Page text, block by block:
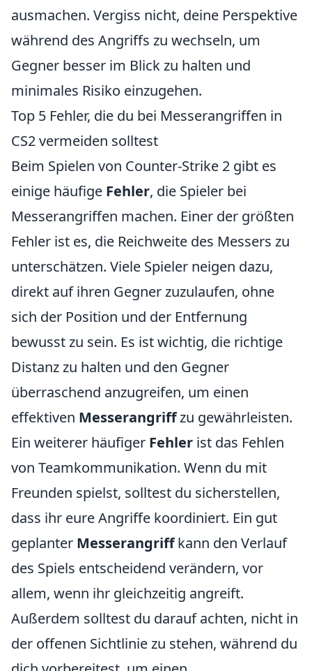
ausmachen. Vergiss nicht, deine Perspektive
während des Angriffs zu wechseln, um
Gegner besser im Blick zu halten und
minimales Risiko einzugehen.
Top 5 Fehler, die du bei Messerangriffen in
CS2 vermeiden solltest
Beim Spielen von Counter-Strike 2 gibt es
einige häufige Fehler, die Spieler bei
Messerangriffen machen. Einer der größten
Fehler ist es, die Reichweite des Messers zu
unterschätzen. Viele Spieler neigen dazu,
direkt auf ihren Gegner zuzulaufen, ohne
sich der Position und der Entfernung
bewusst zu sein. Es ist wichtig, die richtige
Distanz zu halten und den Gegner
überraschend anzugreifen, um einen
effektiven Messerangriffzu gewährleisten.
Ein weiterer häufiger Fehler ist das Fehlen
von Teamkommunikation. Wenn du mit
Freunden spielst, solltest du sicherstellen,
dass ihr eure Angriffe koordiniert. Ein gut
geplanter Messerangriffkann den Verlauf
des Spiels entscheidend verändern, vor
allem, wenn ihr gleichzeitig angreift.
Außerdem solltest du darauf achten, nicht in
der offenen Sichtlinie zu stehen, während du